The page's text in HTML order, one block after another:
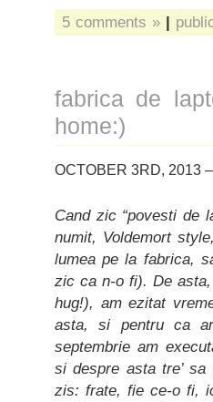
5 comments » |
fabrica de
home:)
OCTOBER 3RD, 2013
Cand zic “povesti de
numit, Voldemort
lumea pe la fabrica,
zic ca n-o fi). De
hug!), am ezitat
asta, si pentru ca
septembrie am
si despre asta tre’
zis: frate, fie ce-o fi,